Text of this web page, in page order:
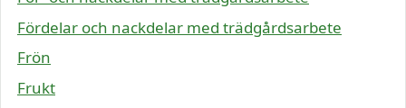
Fördelar och nackdelar med trädgårdsarbete
Frön
Frukt